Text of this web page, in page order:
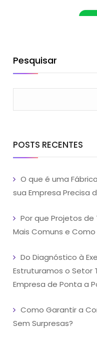
Pesquisar
POSTS RECENTES
O que é uma
sua Empresa Precisa
Por que Projetos de
Mais Comuns e Como
Do Diagnóstico à
Estruturamos o Setor
Empresa de Ponta a
Como Garantir a
Sem Surpresas?